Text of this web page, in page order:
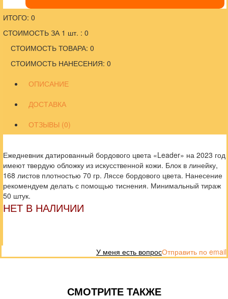
ИТОГО: 0
СТОИМОСТЬ ЗА 1 шт. : 0
СТОИМОСТЬ ТОВАРА: 0
СТОИМОСТЬ НАНЕСЕНИЯ: 0
ОПИСАНИЕ
ДОСТАВКА
ОТЗЫВЫ (0)
Ежедневник датированный бордового цвета «Leader» на 2023 год
имеют твердую обложку из искусственной кожи. Блок в линейку,
168 листов плотностью 70 гр. Ляссе бордового цвета. Нанесение
рекомендуем делать с помощью тиснения. Минимальный тираж
50 штук.
НЕТ В НАЛИЧИИ
Отправить по email
У меня есть вопрос
СМОТРИТЕ ТАКЖЕ